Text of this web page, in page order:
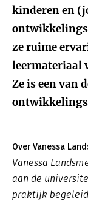
kinderen en
ze ruime
leermateriaal
Ze is een van
Over Vanessa
Vanessa
aan de
praktijk